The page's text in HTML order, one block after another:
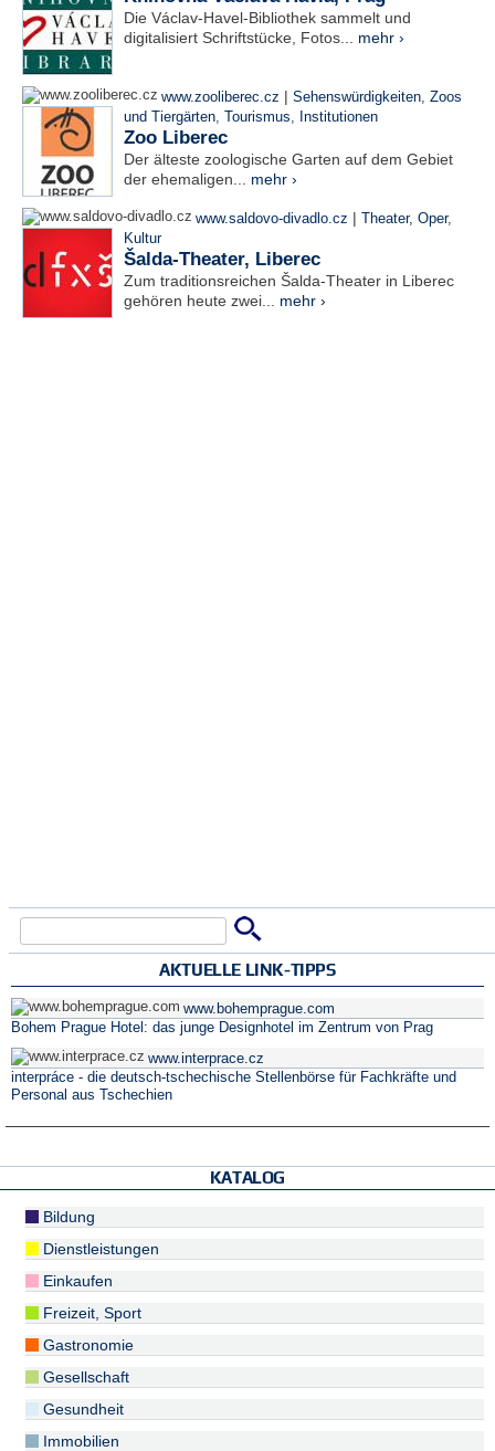
Die Václav-Havel-Bibliothek sammelt und
digitalisiert Schriftstücke, Fotos... mehr ›
www.zooliberec.cz | Sehenswürdigkeiten, Zoos
und Tiergärten, Tourismus, Institutionen
Zoo Liberec
Der älteste zoologische Garten auf dem Gebiet
der ehemaligen... mehr ›
www.saldovo-divadlo.cz | Theater, Oper,
Kultur
Šalda-Theater, Liberec
Zum traditionsreichen Šalda-Theater in Liberec
gehören heute zwei... mehr ›
AKTUELLE LINK-TIPPS
www.bohemprague.com
Bohem Prague Hotel: das junge Designhotel im Zentrum von Prag
www.interprace.cz
interpráce - die deutsch-tschechische Stellenbörse für Fachkräfte und
Personal aus Tschechien
KATALOG
Bildung
Dienstleistungen
Einkaufen
Freizeit, Sport
Gastronomie
Gesellschaft
Gesundheit
Immobilien